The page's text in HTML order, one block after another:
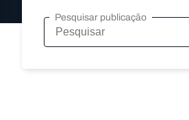
Pesquisar publicação
Pesquisar
publicação